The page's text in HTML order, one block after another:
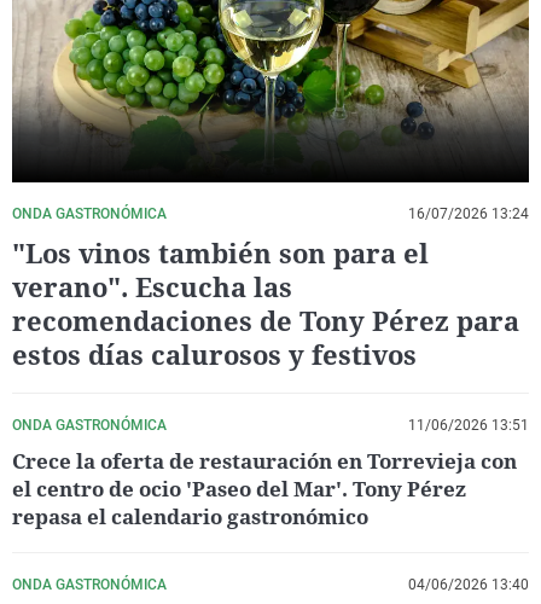
La rosa de los vientos
Gente viajera
Como el perro y el
Caso
Retornados
Equipo de
Extremadura
Galicia
La Rioja
País Vasco
Virales
Televisión
Elecciones
ONDA GASTRONÓMICA 16/07/2026 13:24
"Los vinos también son para el
verano". Escucha las
recomendaciones de Tony Pérez para
estos días calurosos y festivos
ONDA GASTRONÓMICA 11/06/2026 13:51
Crece la oferta de restauración en Torrevieja con
el centro de ocio 'Paseo del Mar'. Tony Pérez
repasa el calendario gastronómico
ONDA GASTRONÓMICA 04/06/2026 13:40